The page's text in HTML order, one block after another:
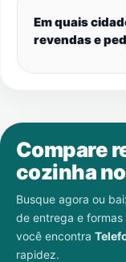
Em quais
revendas e
Compare
cozinha
Busque agora ou
de entrega e formas
você encontra
rapidez.